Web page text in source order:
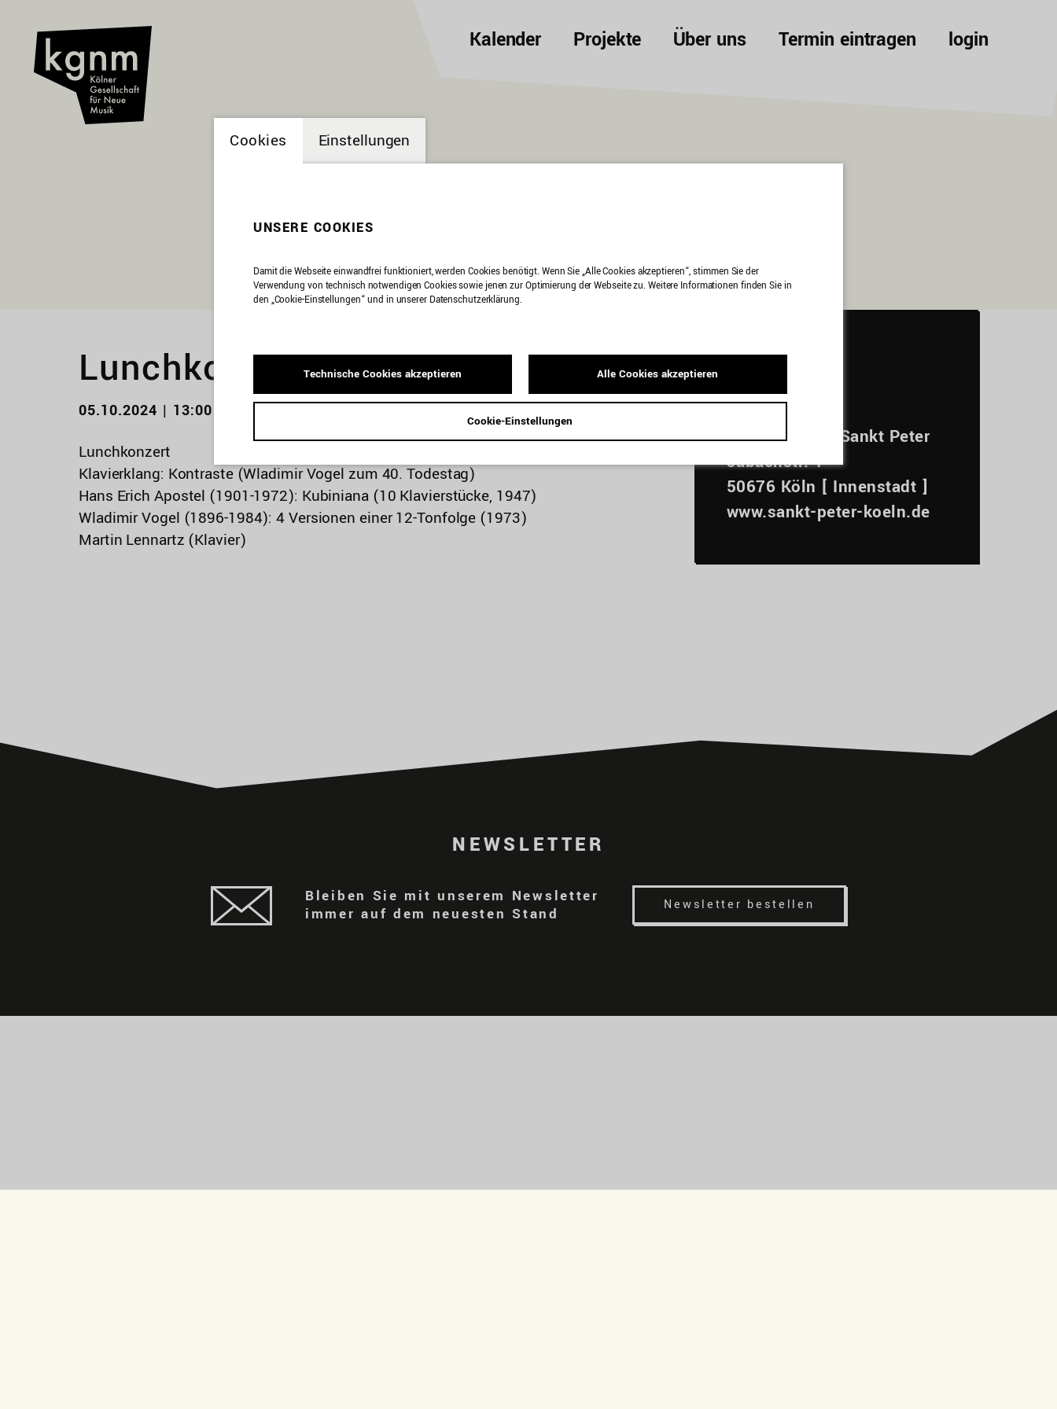
Kalender Projekte Über uns Termin eintragen login
Lunchkonzert
05.10.2024 | 13:00 Uhr
Lunchkonzert
Klavierklang: Kontraste (Wladimir Vogel zum 40. Todestag)
Hans Erich Apostel (1901-1972): Kubiniana (10 Klavierstücke, 1947)
Wladimir Vogel (1896-1984): 4 Versionen einer 12-Tonfolge (1973)
Martin Lennartz (Klavier)
Kunst-Station Sankt Peter
Jabachstr. 1
50676 Köln [ Innenstadt ]
www.sankt-peter-koeln.de
NEWSLETTER
Bleiben Sie mit unserem Newsletter
immer auf dem neuesten Stand
Newsletter bestellen
Cookies Einstellungen
UNSERE COOKIES
Damit die Webseite einwandfrei funktioniert, werden Cookies benötigt. Wenn Sie „Alle Cookies akzeptieren“, stimmen Sie der
Verwendung von technisch notwendigen Cookies sowie jenen zur Optimierung der Webseite zu. Weitere Informationen finden Sie in
den „Cookie-Einstellungen“ und in unserer Datenschutzerklärung.
Technische Cookies akzeptieren Alle Cookies akzeptieren
Cookie-Einstellungen